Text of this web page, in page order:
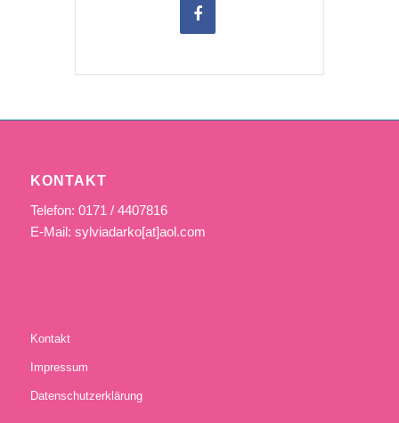
KONTAKT
Telefon: 0171 / 4407816
E-Mail: sylviadarko[at]aol.com
Kontakt
Impressum
Datenschutzerklärung